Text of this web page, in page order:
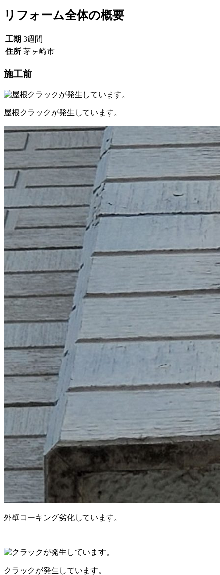
リフォーム全体の概要
工期 3週間
住所 茅ヶ崎市
施工前
屋根クラックが発生しています。
外壁コーキング劣化しています。
クラックが発生しています。